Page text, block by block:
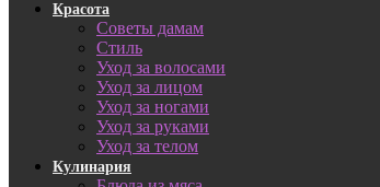
Красота
Советы дамам
Стиль
Уход за волосами
Уход за лицом
Уход за ногами
Уход за руками
Уход за телом
Кулинария